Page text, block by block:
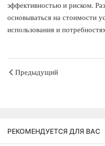
эффективностью и риском.
основываться на стоимости
использования и
Предыдущий
РЕКОМЕНДУЕТСЯ ДЛЯ ВАС